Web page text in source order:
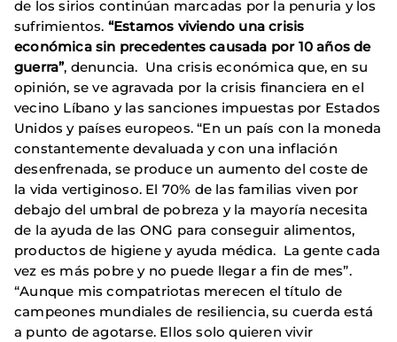
de los sirios continúan marcadas por la penuria y los
sufrimientos. “Estamos viviendo una crisis
económica sin precedentes causada por 10 años de
guerra”, denuncia. Una crisis económica que, en su
opinión, se ve agravada por la crisis financiera en el
vecino Líbano y las sanciones impuestas por Estados
Unidos y países europeos. “En un país con la moneda
constantemente devaluada y con una inflación
desenfrenada, se produce un aumento del coste de
la vida vertiginoso. El 70% de las familias viven por
debajo del umbral de pobreza y la mayoría necesita
de la ayuda de las ONG para conseguir alimentos,
productos de higiene y ayuda médica. La gente cada
vez es más pobre y no puede llegar a fin de mes”.
“Aunque mis compatriotas merecen el título de
campeones mundiales de resiliencia, su cuerda está
a punto de agotarse. Ellos solo quieren vivir